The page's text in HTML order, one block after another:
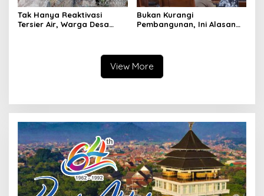
Tak Hanya Reaktivasi
Tersier Air, Warga Desa
Bukan Kurangi
Pembangunan, Ini Alasan
Daerah
View More